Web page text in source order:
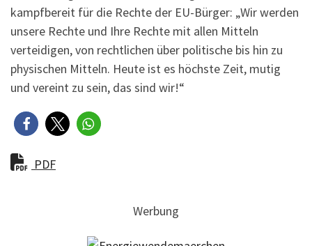
kampfbereit für die Rechte der EU-Bürger: „Wir werden
unsere Rechte und Ihre Rechte mit allen Mitteln
verteidigen, von rechtlichen über politische bis hin zu
physischen Mitteln. Heute ist es höchste Zeit, mutig
und vereint zu sein, das sind wir!“
PDF
Werbung